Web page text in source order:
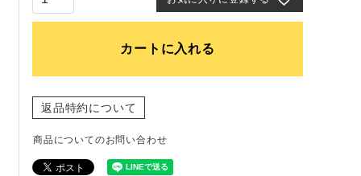
カートに入れる
返品特約について
商品についてのお問い合わせ